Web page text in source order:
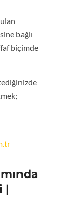
bağlı
biçimde
|